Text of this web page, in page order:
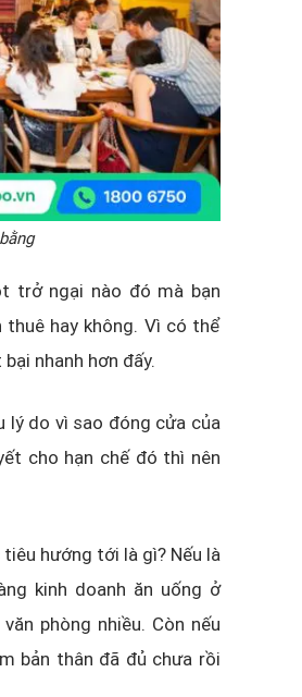
trở ngại nào đó mà bạn
hay không. Vì có thể
nhanh hơn đấy.
lý do vì sao đóng cửa của
cho hạn chế đó thì nên
hướng tới là gì? Nếu là
kinh doanh ăn uống ở
phòng nhiều. Còn nếu
bản thân đã đủ chưa rồi